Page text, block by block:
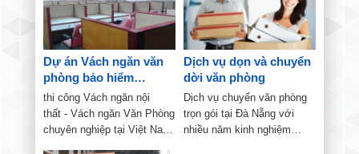
Dự án Vách ngăn văn
phòng bảo hiểm
Manulife
thi công Vách ngăn nội
thất - Vách ngăn Văn Phòng
chuyên nghiệp tại Việt Nam,
Dịch vụ dọn và chuyển
dời văn phòng
Dịch vụ chuyển văn phòng
trọn gói tại Đà Nẵng với
nhiều năm kinh nghiệm